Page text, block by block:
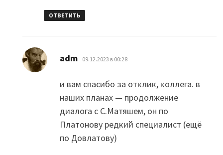
ОТВЕТИТЬ
adm: 09.12.2023 в 00:28
и вам спасибо за отклик, коллега. в
наших планах — продолжение
диалога с С.Матяшем, он по
Платонову редкий специалист (ещё
по Довлатову)